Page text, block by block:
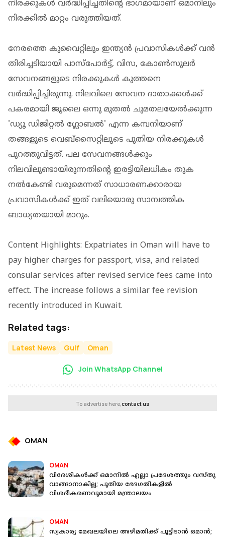
നിരക്കുകൾ വർദ്ധിപ്പിച്ചതിന്റെ ഭാഗമായാണ് ഒമാനിലും
നിരക്കിൽ മാറ്റം വരുത്തിയത്.
നേരത്തെ കുവൈറ്റിലും ഇന്ത്യൻ പ്രവാസികൾക്ക് വൻ
തിരിച്ചടിയായി പാസ്‌പോർട്ട്, വിസ, കോൺസുലർ
സേവനങ്ങളുടെ നിരക്കുകൾ കുത്തനെ
വർദ്ധിപ്പിച്ചിരുന്നു. നിലവിലെ സേവന ദാതാക്കൾക്ക്
പകരമായി ജൂലൈ ഒന്നു മുതൽ ചുമതലയേൽക്കുന്ന
'ഡ്യൂ ഡിജിറ്റൽ ഗ്ലോബൽ' എന്ന കമ്പനിയാണ്
തങ്ങളുടെ വെബ്‌സൈറ്റിലൂടെ പുതിയ നിരക്കുകൾ
പുറത്തുവിട്ടത്. പല സേവനങ്ങൾക്കും
നിലവിലുണ്ടായിരുന്നതിന്റെ ഇരട്ടിയിലധികം തുക
നൽകേണ്ടി വരുമെന്നത് സാധാരണക്കാരായ
പ്രവാസികൾക്ക് ഇത് വലിയൊരു സാമ്പത്തിക
ബാധ്യതയായി മാറും.
Content Highlights: Expatriates in Oman will have to
pay higher charges for passport, visa, and related
consular services after revised service fees came into
effect. The increase follows a similar fee revision
recently introduced in Kuwait.
Related tags:
Latest News Gulf Oman
Join WhatsApp Channel
To advertise here,contact us
OMAN
OMAN
വിദേശികൾക്ക് ഒമാനിൽ എല്ലാ പ്രദേശത്തും വസ്തു
വാങ്ങാനാകില്ല; പുതിയ ഭേദഗതികളിൽ
വിശദീകരണവുമായി മന്ത്രാലയം
OMAN
സ്വകാര്യ മേഖലയിലെ അഴിമതിക്ക് പൂട്ടിടാൻ ഒമാൻ;